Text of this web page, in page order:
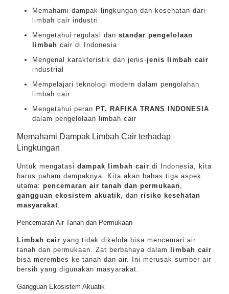
Memahami dampak lingkungan dan kesehatan dari
limbah cair industri
Mengetahui regulasi dan standar pengelolaan
limbah cair di Indonesia
Mengenal karakteristik dan jenis-jenis limbah cair
industrial
Mempelajari teknologi modern dalam pengolahan
limbah cair
Mengetahui peran PT. RAFIKA TRANS INDONESIA
dalam pengelolaan limbah cair
Memahami Dampak Limbah Cair terhadap
Lingkungan
Untuk mengatasi dampak limbah cair di Indonesia, kita
harus paham dampaknya. Kita akan bahas tiga aspek
utama: pencemaran air tanah dan permukaan,
gangguan ekosistem akuatik, dan risiko kesehatan
masyarakat.
Pencemaran Air Tanah dan Permukaan
Limbah cair yang tidak dikelola bisa mencemari air
tanah dan permukaan. Zat berbahaya dalam
limbah cair
bisa merembes ke tanah dan air. Ini merusak sumber air
bersih yang digunakan masyarakat.
Gangguan Ekosistem Akuatik